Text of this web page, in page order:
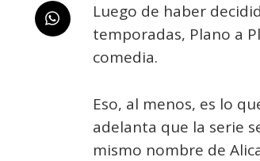
Luego de haber
temporadas, Plano a
comedia.
Eso, al menos, es lo
adelanta que la serie
mismo nombre de